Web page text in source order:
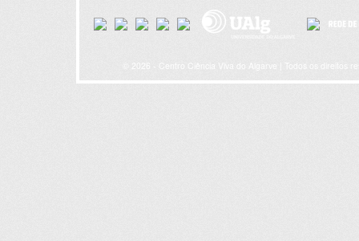
© 2026 - Centro Ciência Viva do Algarve | Todos os direitos